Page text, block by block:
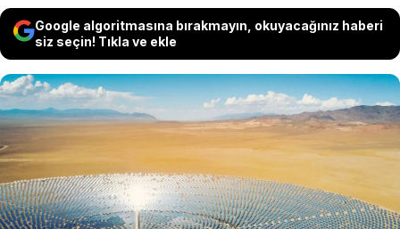
Google algoritmasına bırakmayın, okuyacağınız haberi
siz seçin! Tıkla ve ekle
Bilim insanları tarafından yapılan iklim
modellemeleri, Sahra Çölü'nün yüzde 20 veya
daha fazla bir alanının güneş panelleriyle
kaplanmasının küresel hava sistemlerinde